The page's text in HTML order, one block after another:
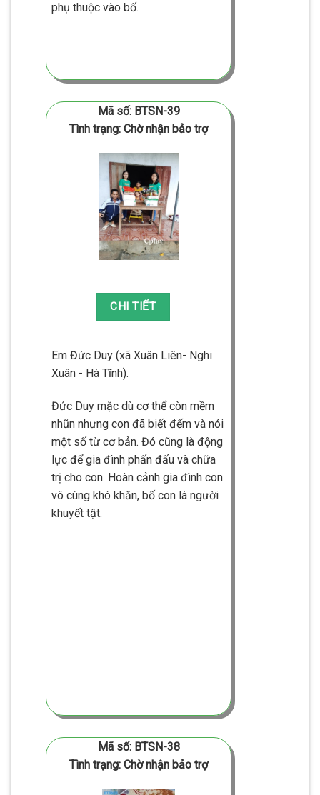
phụ thuộc vào bố.
Mã số: BTSN-39
Tình trạng: Chờ nhận bảo trợ
Em Đức Duy (xã Xuân Liên- Nghi
Xuân - Hà Tĩnh).
Đức Duy mặc dù cơ thể còn mềm
nhũn nhưng con đã biết đếm và nói
một số từ cơ bản. Đó cũng là động
lực để gia đình phấn đấu và chữa
trị cho con. Hoàn cảnh gia đình con
vô cùng khó khăn, bố con là người
khuyết tật.
Mã số: BTSN-38
Tình trạng: Chờ nhận bảo trợ